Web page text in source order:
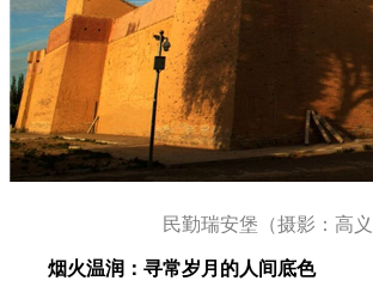
民勤瑞安堡（摄影：高义
烟火温润：寻常岁月的人间底色